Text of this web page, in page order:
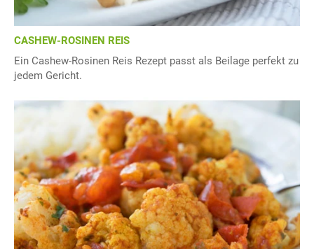
CASHEW-ROSINEN REIS
Ein Cashew-Rosinen Reis Rezept passt als Beilage perfekt zu
jedem Gericht.